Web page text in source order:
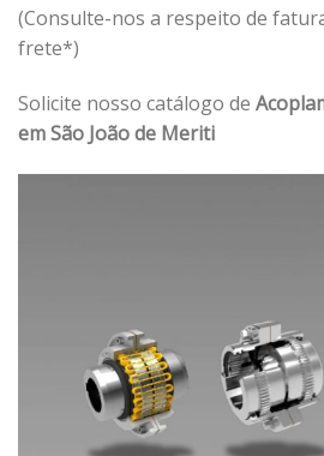
(Consulte-nos a respeito de
frete*)
Solicite nosso catálogo de
em São João de Meriti